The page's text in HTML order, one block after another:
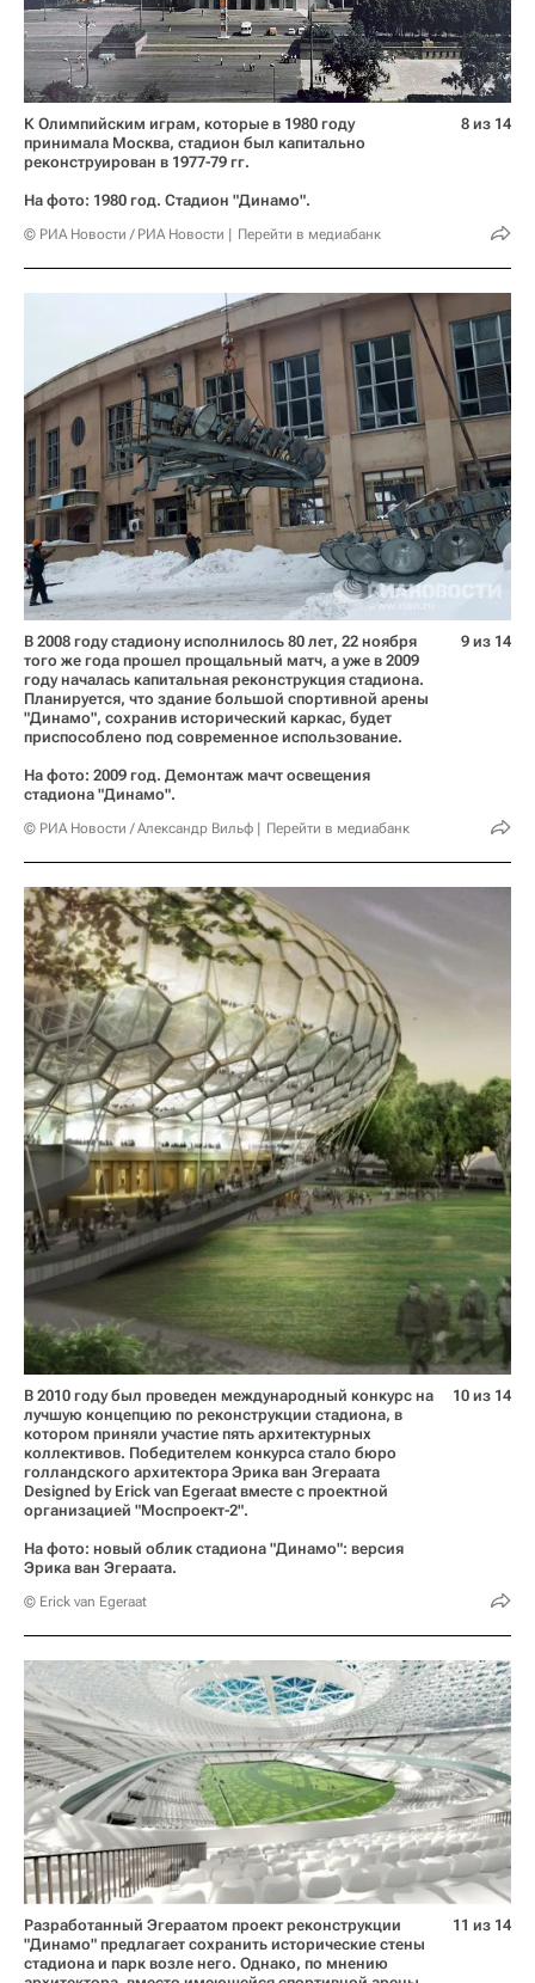
К Олимпийским играм, которые в 1980 году
принимала Москва, стадион был капитально
реконструирован в 1977-79 гг.
На фото: 1980 год. Стадион "Динамо".
© РИА Новости / РИА Новости Перейти в медиабанк
8 из 14
В 2008 году стадиону исполнилось 80 лет, 22 ноября
того же года прошел прощальный матч, а уже в 2009
году началась капитальная реконструкция стадиона.
Планируется, что здание большой спортивной арены
"Динамо", сохранив исторический каркас, будет
приспособлено под современное использование.
На фото: 2009 год. Демонтаж мачт освещения
стадиона "Динамо".
© РИА Новости / Александр Вильф Перейти в медиабанк
9 из 14
В 2010 году был проведен международный конкурс на
лучшую концепцию по реконструкции стадиона, в
котором приняли участие пять архитектурных
коллективов. Победителем конкурса стало бюро
голландского архитектора Эрика ван Эгераата
Designed by Erick van Egeraat вместе с проектной
организацией "Моспроект-2".
На фото: новый облик стадиона "Динамо": версия
Эрика ван Эгераата.
© Erick van Egeraat
10 из 14
Разработанный Эгераатом проект реконструкции
"Динамо" предлагает сохранить исторические стены
стадиона и парк возле него. Однако, по мнению
11 из 14